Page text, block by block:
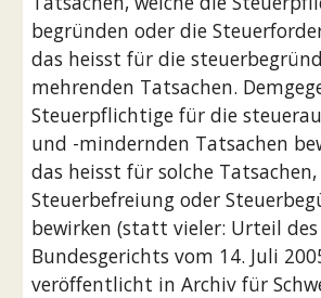
begründen oder die
das heisst für die
mehrenden Tatsachen.
Steuerpflichtige für die
und -mindernden Tatsachen
das heisst für solche Tatsachen,
Steuerbefreiung oder
bewirken (statt vieler: Urteil des
Bundesgerichts vom 14. Juli
veröffentlicht in Archiv für